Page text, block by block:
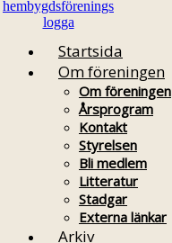
Startsida
Om föreningen
Om föreningen
Årsprogram
Kontakt
Styrelsen
Bli medlem
Litteratur
Stadgar
Externa länkar
Arkiv